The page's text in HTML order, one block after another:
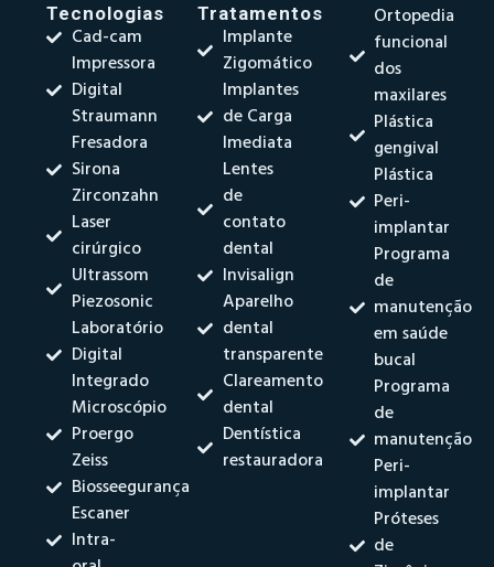
Tecnologias
Cad-cam
Impressora
Digital
Straumann
Fresadora
Sirona
Zirconzahn
Laser
cirúrgico
Ultrassom
Piezosonic
Laboratório
Digital
Integrado
Microscópio
Proergo
Zeiss
Biosseegurança
Escaner
Intra-
Tratamentos
Implante
Zigomático
Implantes
de Carga
Imediata
Lentes
de
contato
dental
Invisalign
Aparelho
dental
transparente
Clareamento
dental
Dentística
restauradora
Ortopedia
funcional
dos
maxilares
Plástica
gengival
Plástica
Peri-
implantar
Programa
de
manutenção
em saúde
bucal
Programa
de
manutenção
Peri-
implantar
Próteses
de